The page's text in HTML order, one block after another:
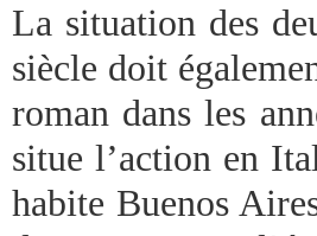
La situation des
siècle doit
roman dans les
situe l’action en
habite Buenos